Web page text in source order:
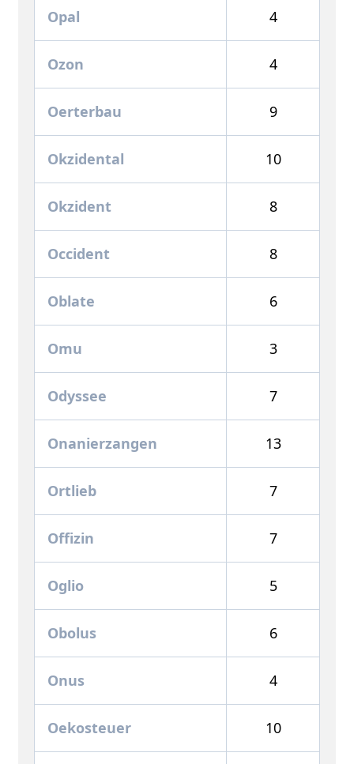
Opal 4
Ozon 4
Oerterbau 9
Okzidental 10
Okzident 8
Occident 8
Oblate 6
Omu 3
Odyssee 7
Onanierzangen 13
Ortlieb 7
Offizin 7
Oglio 5
Obolus 6
Onus 4
Oekosteuer 10